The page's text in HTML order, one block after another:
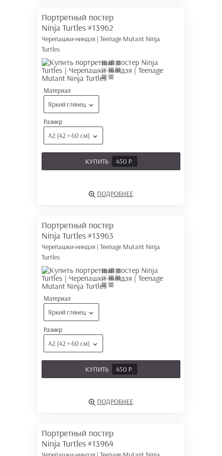
Портретный постер
Ninja Turtles #13962
Черепашки-ниндзя | Teenage Mutant Ninja
Turtles
Материал
Яркий глянец
Размер
А2 (42 × 60 см)
КУПИТЬ 450 Р.
ПОДРОБНЕЕ
Портретный постер
Ninja Turtles #13963
Черепашки-ниндзя | Teenage Mutant Ninja
Turtles
Материал
Яркий глянец
Размер
А2 (42 × 60 см)
КУПИТЬ 450 Р.
ПОДРОБНЕЕ
Портретный постер
Ninja Turtles #13964